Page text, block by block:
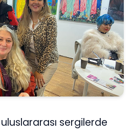
sergilerde